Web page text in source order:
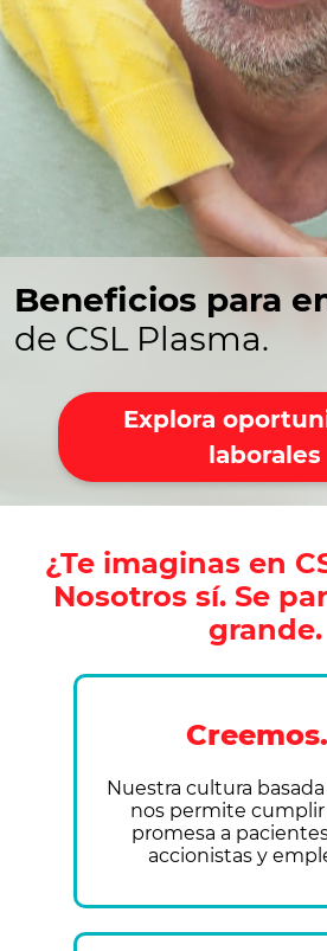
Beneficios para
de CSL Plasma.
Explora
laborales
¿Te imaginas en
Nosotros sí. Se
grande.
Nuestra cultura
nos permite cumplir
promesa a
accionistas y